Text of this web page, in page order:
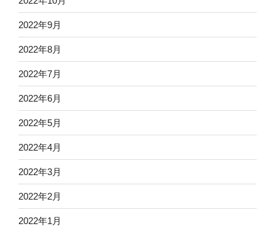
2022年9月
2022年8月
2022年7月
2022年6月
2022年5月
2022年4月
2022年3月
2022年2月
2022年1月